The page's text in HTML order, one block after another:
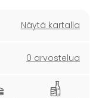
Näytä kartalla
0 arvostelua